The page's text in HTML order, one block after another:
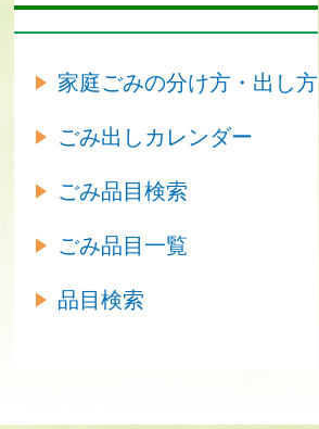
家庭ごみの分け方・出し方
ごみ出しカレンダー
ごみ品目検索
ごみ品目一覧
品目検索